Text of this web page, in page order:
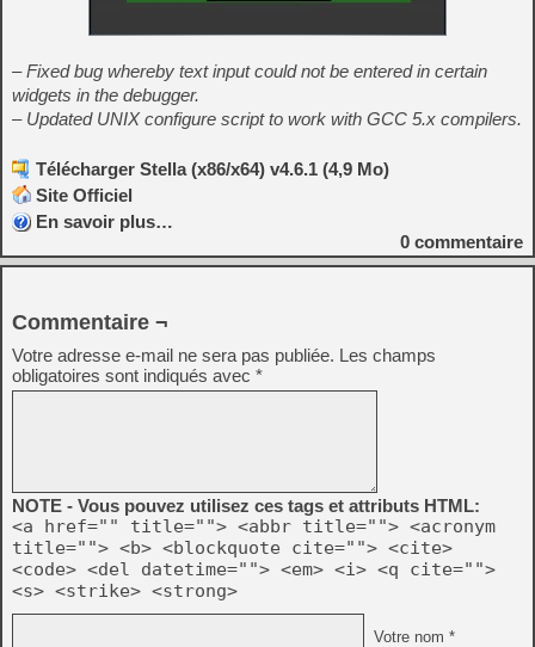
– Fixed bug whereby text input could not be entered in certain
widgets in the debugger.
– Updated UNIX configure script to work with GCC 5.x compilers.
Télécharger Stella (x86/x64) v4.6.1 (4,9 Mo)
Site Officiel
En savoir plus…
0 commentaire
Commentaire ¬
Votre adresse e-mail ne sera pas publiée. Les champs
obligatoires sont indiqués avec *
NOTE - Vous pouvez utilisez ces tags et attributs HTML:
<a href="" title=""> <abbr title=""> <acronym
title=""> <b> <blockquote cite=""> <cite>
<code> <del datetime=""> <em> <i> <q cite="">
<s> <strike> <strong>
Votre nom *